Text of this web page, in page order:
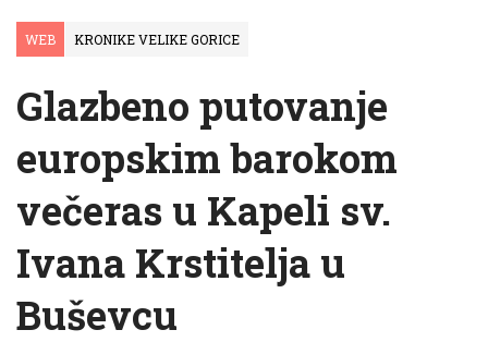
WEB KRONIKE VELIKE GORICE
Glazbeno putovanje
europskim barokom
večeras u Kapeli sv.
Ivana Krstitelja u
Buševcu